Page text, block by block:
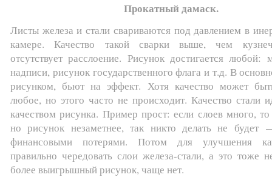
Прокатный дамаск.
Листы железа и стали свариваются под давлением в
камере. Качество такой сварки выше, чем
отсутствует расслоение. Рисунок достигается любой:
надписи, рисунок государственного флага и т.д. В
рисунком, бьют на эффект. Хотя качество может
любое, но этого часто не происходит. Качество стали
качеством рисунка. Пример прост: если слоев много,
но рисунок незаметнее, так никто делать не будет
финансовыми потерями. Потом для улучшения
правильно чередовать слои железа-стали, а это тоже
более выигрышный рисунок, чаще нет.